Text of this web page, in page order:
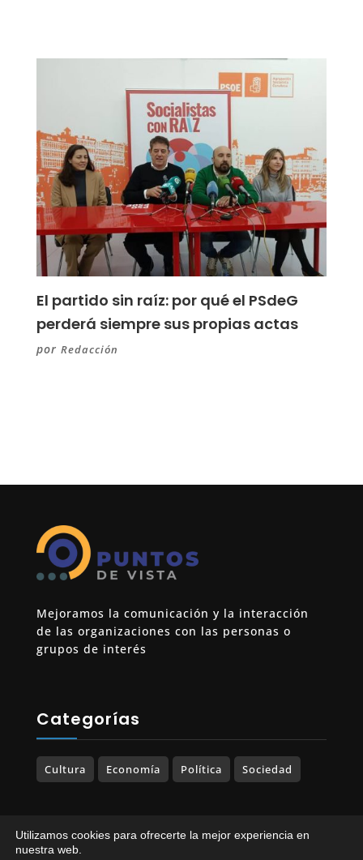
El partido sin raíz: por qué el PSdeG
perderá siempre sus propias actas
por Redacción
Mejoramos la comunicación y la interacción
de las organizaciones con las personas o
grupos de interés
Categorías
Cultura Economía Política Sociedad
© 2023-2025 PUNTOS DE VISTA. Todos los
Utilizamos cookies para ofrecerte la mejor experiencia en
nuestra web.